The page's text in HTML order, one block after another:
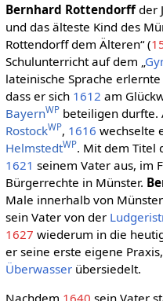
Bernhard Rottendorffder
und das älteste Kind des
Rottendorff dem Älteren“ (
Schulunterricht auf dem „
lateinische Sprache
dass er sich 1612 am
BayernWPbeteiligen durfte.
RostockWP, 1616 wechselte
HelmstedtWP. Mit dem Titel
1621 seinem Vater aus, im
Bürgerrechte in Münster.
Male innerhalb von
sein Vater von der
1627 wiederum in die
er seine erste eigene
Überwasserübersiedelt.
Nachdem 1640 sein Vater